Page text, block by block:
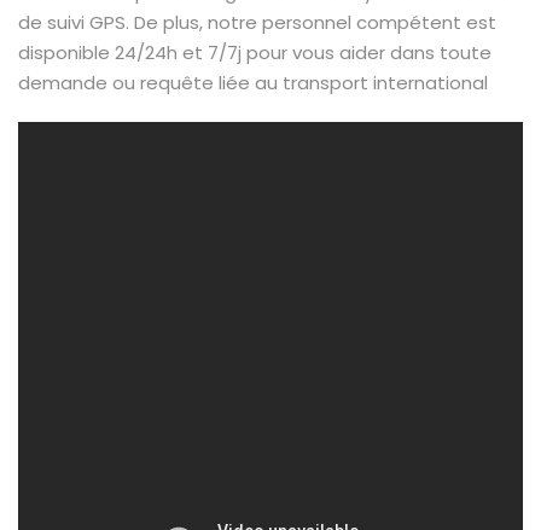
de suivi GPS. De plus, notre personnel compétent est
disponible 24/24h et 7/7j pour vous aider dans toute
demande ou requête liée au transport international